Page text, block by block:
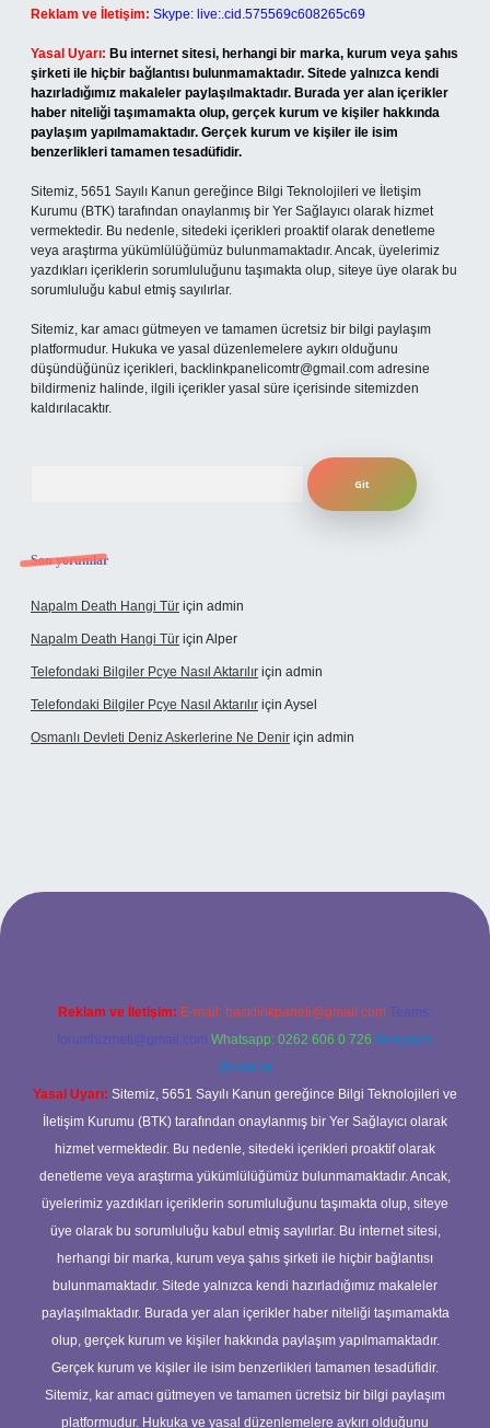
Reklam ve İletişim: Skype: live:.cid.575569c608265c69
Yasal Uyarı: Bu internet sitesi, herhangi bir marka, kurum veya şahıs
şirketi ile hiçbir bağlantısı bulunmamaktadır. Sitede yalnızca kendi
hazırladığımız makaleler paylaşılmaktadır. Burada yer alan içerikler
haber niteliği taşımamakta olup, gerçek kurum ve kişiler hakkında
paylaşım yapılmamaktadır. Gerçek kurum ve kişiler ile isim
benzerlikleri tamamen tesadüfidir.
Sitemiz, 5651 Sayılı Kanun gereğince Bilgi Teknolojileri ve İletişim
Kurumu (BTK) tarafından onaylanmış bir Yer Sağlayıcı olarak hizmet
vermektedir. Bu nedenle, sitedeki içerikleri proaktif olarak denetleme
veya araştırma yükümlülüğümüz bulunmamaktadır. Ancak, üyelerimiz
yazdıkları içeriklerin sorumluluğunu taşımakta olup, siteye üye olarak bu
sorumluluğu kabul etmiş sayılırlar.
Sitemiz, kar amacı gütmeyen ve tamamen ücretsiz bir bilgi paylaşım
platformudur. Hukuka ve yasal düzenlemelere aykırı olduğunu
düşündüğünüz içerikleri, backlinkpanelicomtr@gmail.com adresine
bildirmeniz halinde, ilgili içerikler yasal süre içerisinde sitemizden
kaldırılacaktır.
Son yorumlar
Napalm Death Hangi Tür için admin
Napalm Death Hangi Tür için Alper
Telefondaki Bilgiler Pcye Nasıl Aktarılır için admin
Telefondaki Bilgiler Pcye Nasıl Aktarılır için Aysel
Osmanlı Devleti Deniz Askerlerine Ne Denir için admin
giriş
Reklam ve İletişim: E-mail: backlinkpaneli@gmail.com Teams:
forumhizmeti@gmail.com Whatsapp: 0262 606 0 726 Telegram:
@karabul
Yasal Uyarı: Sitemiz, 5651 Sayılı Kanun gereğince Bilgi Teknolojileri ve
İletişim Kurumu (BTK) tarafından onaylanmış bir Yer Sağlayıcı olarak
hizmet vermektedir. Bu nedenle, sitedeki içerikleri proaktif olarak
denetleme veya araştırma yükümlülüğümüz bulunmamaktadır. Ancak,
üyelerimiz yazdıkları içeriklerin sorumluluğunu taşımakta olup, siteye
üye olarak bu sorumluluğu kabul etmiş sayılırlar. Bu internet sitesi,
herhangi bir marka, kurum veya şahıs şirketi ile hiçbir bağlantısı
bulunmamaktadır. Sitede yalnızca kendi hazırladığımız makaleler
paylaşılmaktadır. Burada yer alan içerikler haber niteliği taşımamakta
olup, gerçek kurum ve kişiler hakkında paylaşım yapılmamaktadır.
Gerçek kurum ve kişiler ile isim benzerlikleri tamamen tesadüfidir.
Sitemiz, kar amacı gütmeyen ve tamamen ücretsiz bir bilgi paylaşım
platformudur. Hukuka ve yasal düzenlemelere aykırı olduğunu